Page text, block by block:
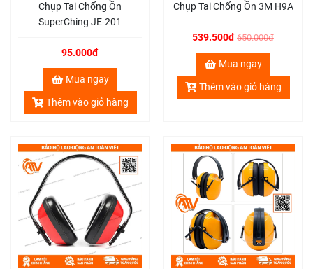
Chụp Tai Chống Ồn
SuperChing JE-201
95.000đ
Mua ngay
Thêm vào giỏ hàng
Chụp Tai Chống Ồn 3M H9A
539.500đ 650.000đ
Mua ngay
Thêm vào giỏ hàng